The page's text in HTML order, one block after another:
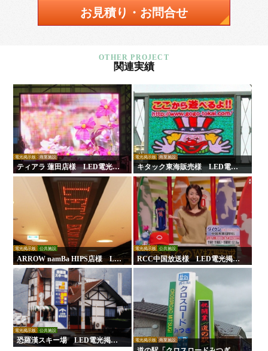
お見積り・お問合せ
関連実績
電光掲示板 商業施設
ティアラ 蓮田店様 LED電光掲
示板
電光掲示板 商業施設
キタック東海販売様 LED電光
掲示板
電光掲示板 公共施設
ARROW namBa HIPS店様 LE
D電光掲示板
電光掲示板 公共施設
RCC中国放送様 LED電光掲示
板
電光掲示板 公共施設
恐羅漢スキー場 LED電光掲示
板
電光掲示板 商業施設